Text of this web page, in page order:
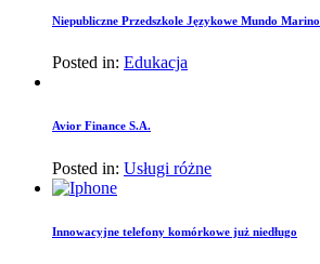
Niepubliczne Przedszkole Językowe Mundo Marino
Posted in: Edukacja
Avior Finance S.A.
Posted in: Usługi różne
Innowacyjne telefony komórkowe już niedługo